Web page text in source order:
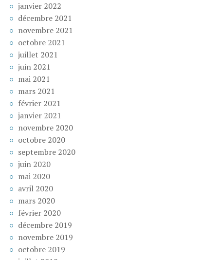
janvier 2022
décembre 2021
novembre 2021
octobre 2021
juillet 2021
juin 2021
mai 2021
mars 2021
février 2021
janvier 2021
novembre 2020
octobre 2020
septembre 2020
juin 2020
mai 2020
avril 2020
mars 2020
février 2020
décembre 2019
novembre 2019
octobre 2019